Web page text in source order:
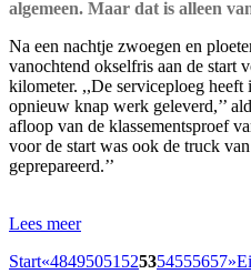
algemeen. Maar dat is alleen
Na een nachtje zwoegen en
vanochtend okselfris aan de start
kilometer. ,,De serviceploeg heeft
opnieuw knap werk geleverd,’’
afloop van de klassementsproef
voor de start was ook de truck
geprepareerd.’’
Lees meer
Start«48495051 525354555657»